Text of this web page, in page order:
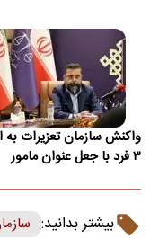
واکنش سازمان تعزیرات به
۳ فرد با جعل عنوان مامور
بیشتر بدانید: